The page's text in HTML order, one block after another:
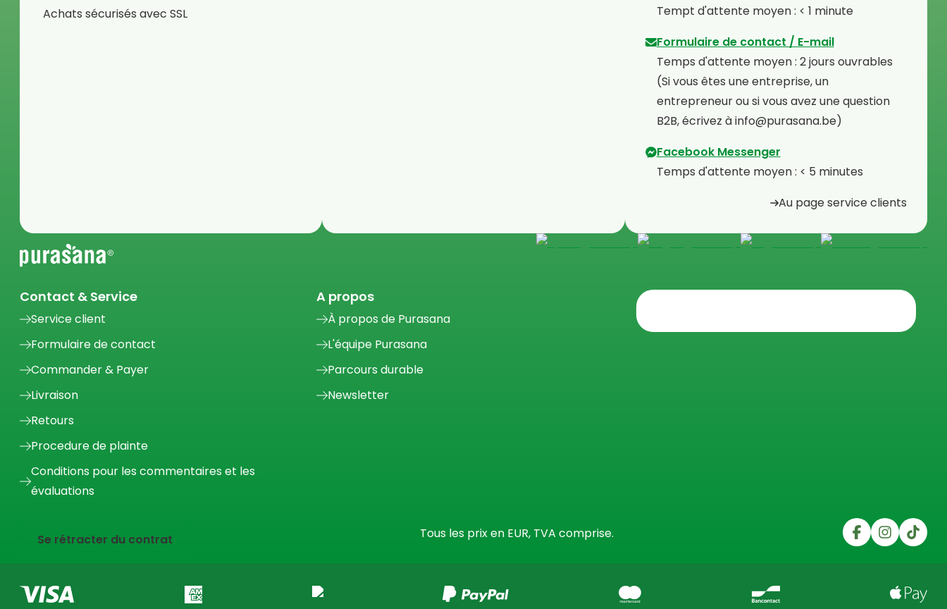
Achats sécurisés avec SSL
⁠Tempt d'attente moyen : < 1 minute
Formulaire de contact / E-mail
Temps d'attente moyen : 2 jours ouvrables
⁠(Si vous êtes une entreprise, un
entrepreneur ou si vous avez une question
B2B, écrivez à info@purasana.be)
Facebook Messenger
Temps d'attente moyen : < 5 minutes
Au page service clients
Contact & Service
Service client
Formulaire de contact
Commander & Payer
Livraison
Retours
Procedure de plainte
Conditions pour les commentaires et les
évaluations
A propos
À propos de Purasana
L'équipe Purasana
Parcours durable
Newsletter
Se rétracter du contrat Tous les prix en EUR, TVA comprise.